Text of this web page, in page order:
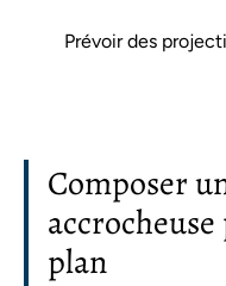
Prévoir des
Composer
plan